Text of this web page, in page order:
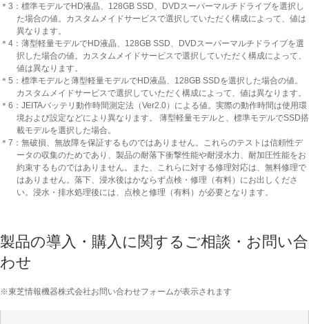
＊3：標準モデルでHD液晶、128GB SSD、DVDスーパーマルチドライブを選択し
た場合の値。カスタムメイドサービスで選択していただく構成によって、値は
異なります。
＊4：薄型軽量モデルでHD液晶、128GB SSD、DVDスーパーマルチドライブを選
択した場合の値。カスタムメイドサービスで選択していただく構成によって、
値は異なります。
＊5：標準モデルと薄型軽量モデルでHD液晶、128GB SSDを選択した場合の値。
カスタムメイドサービスで選択していただく構成によって、値は異なります。
＊6：JEITAバッテリ動作時間測定法（Ver2.0）による値。実際の動作時間は使用環
境および設定などにより異なります。 薄型軽量モデルと、標準モデルでSSD搭
載モデルを選択した場合。
＊7：無破損、無故障を保証するものではありません。これらのテストは信頼性デ
ータの収集のためであり、製品の耐落下衝撃性能や耐浸水力、耐加圧性能をお
約束するものではありません。また、これらに対する修理対応は、無料修理で
はありません。落下、浸水後はかならず点検・修理（有料）にお出しくださ
い。浸水・排水処理後には、点検と修理（有料）が必要となります。
製品の導入・購入に関するご相談・お問い合
わせ
※東芝情報機器株式会社お問い合わせフォームが表示されます